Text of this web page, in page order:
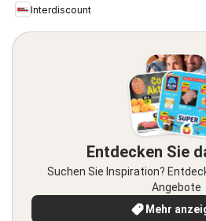
Interdiscount
Entdecken Sie
Suchen Sie Inspiration?
Angebote
Mehr